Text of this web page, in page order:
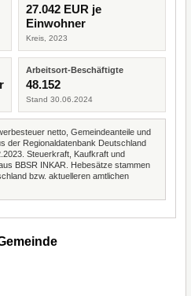
27.042 EUR je
Einwohner
Kreis, 2023
Arbeitsort-Beschäftigte
48.152
Stand 30.06.2024
netto, Gemeindeanteile und
der Regionaldatenbank Deutschland
Steuerkraft, Kaufkraft und
BBSR INKAR. Hebesätze stammen
bzw. aktuelleren amtlichen